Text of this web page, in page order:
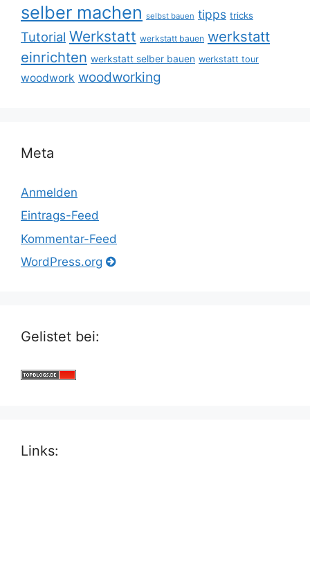
selber machen selbst bauen tipps tricks
Tutorial Werkstatt werkstatt bauen werkstatt
einrichten werkstatt selber bauen werkstatt tour
woodwork woodworking
Meta
Anmelden
Eintrags-Feed
Kommentar-Feed
WordPress.org
Gelistet bei:
Links: